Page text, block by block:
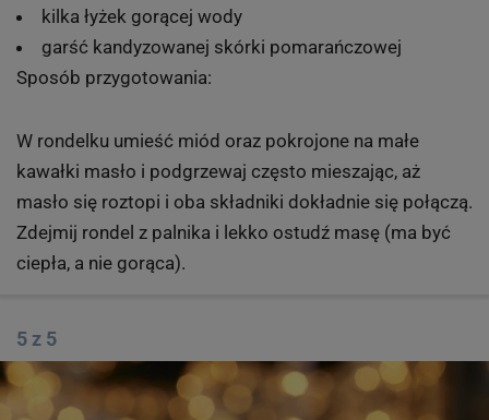
kilka łyżek gorącej wody
garść kandyzowanej skórki pomarańczowej
Sposób przygotowania:
W rondelku umieść miód oraz pokrojone na małe
kawałki masło i podgrzewaj często mieszając, aż
masło się roztopi i oba składniki dokładnie się połączą.
Zdejmij rondel z palnika i lekko ostudź masę (ma być
ciepła, a nie gorąca).
5 z 5